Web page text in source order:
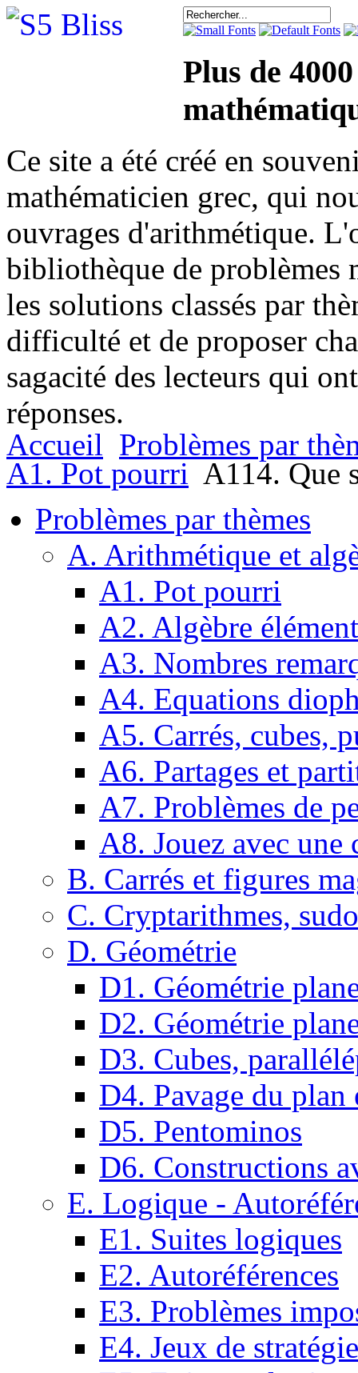
Plus de
Ce site a été créé en
mathématicien grec, qui
ouvrages d'arithmétique.
bibliothèque de problèmes
les solutions classés par
difficulté et de proposer
sagacité des lecteurs qui
réponses.
Accueil Problèmes par
A1. Pot pourri A114. Que
Problèmes par thèmes
A. Arithmétique et
A1. Pot pourri
A2. Algèbre
A3. Nombres
A4. Equations
A5. Carrés, cubes,
A6. Partages et
A7. Problèmes de
A8. Jouez avec une
B. Carrés et figures
C. Cryptarithmes,
D. Géométrie
D1. Géométrie
D2. Géométrie
D3. Cubes,
D4. Pavage du plan
D5. Pentominos
D6. Constructions
E. Logique -
E1. Suites logiques
E2. Autoréférences
E3. Problèmes
E4. Jeux de stratégie